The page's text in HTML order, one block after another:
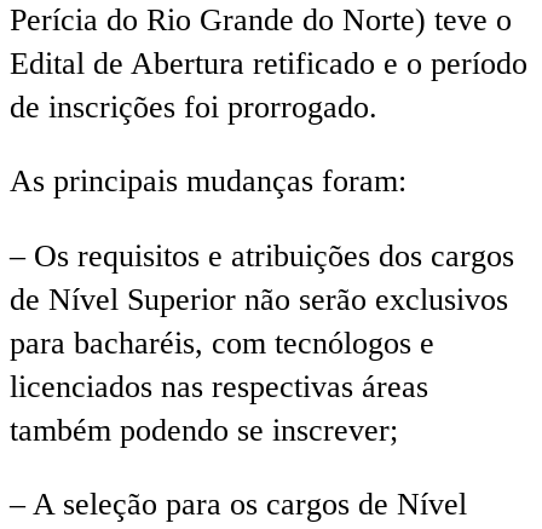
Perícia do Rio Grande do Norte) teve o
Edital de Abertura retificado e o período
de inscrições foi prorrogado.
As principais mudanças foram:
– Os requisitos e atribuições dos cargos
de Nível Superior não serão exclusivos
para bacharéis, com tecnólogos e
licenciados nas respectivas áreas
também podendo se inscrever;
– A seleção para os cargos de Nível